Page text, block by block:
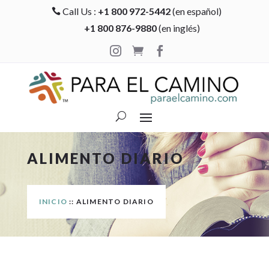
 Call Us : +1 800 972-5442(en español)
+1 800 876-9880(en inglés)

 
ALIMENTO DIARIO
INICIO :: ALIMENTO DIARIO